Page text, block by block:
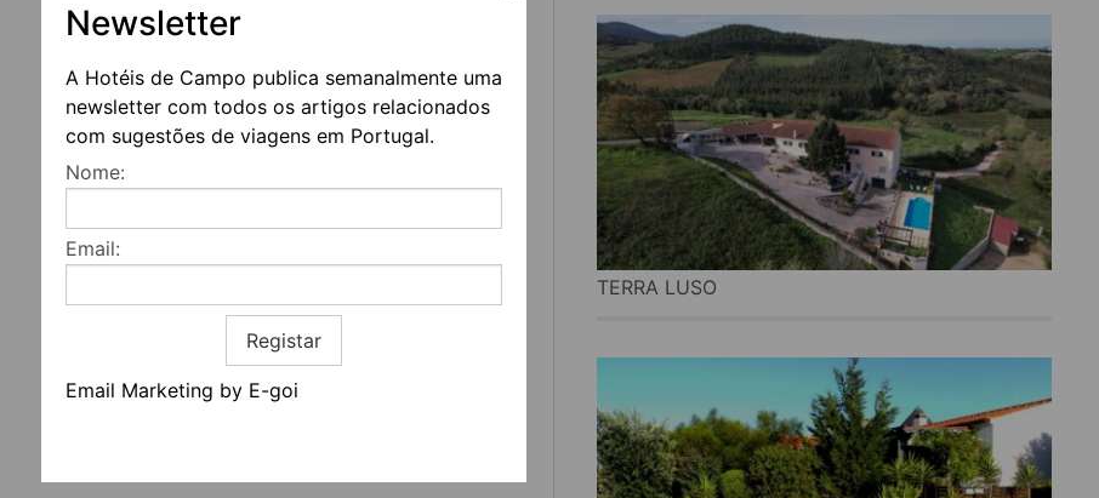
Newsletter
A Hotéis de Campo publica semanalmente uma
newsletter com todos os artigos relacionados
com sugestões de viagens em Portugal.
Nome:
Email:
Registar
Email Marketing by E-goi
TERRA LUSO